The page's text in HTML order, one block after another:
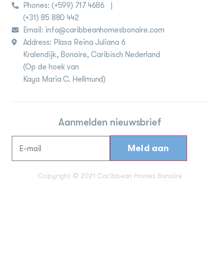
Phones: (+599) 717 4686
|
(+31) 85 880 442
Email: info@caribbeanhomesbonaire.com
Address: Plasa Reina Juliana 6
Kralendijk, Bonaire, Caribisch Nederland
(Op de hoek van
Kaya Maria C. Hellmund)
Aanmelden nieuwsbrief
Copyright © 2021 Caribbean Homes Bonaire